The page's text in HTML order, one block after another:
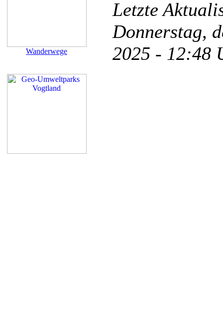
Wanderwege
Letzte
Donnerstag,
2025 -